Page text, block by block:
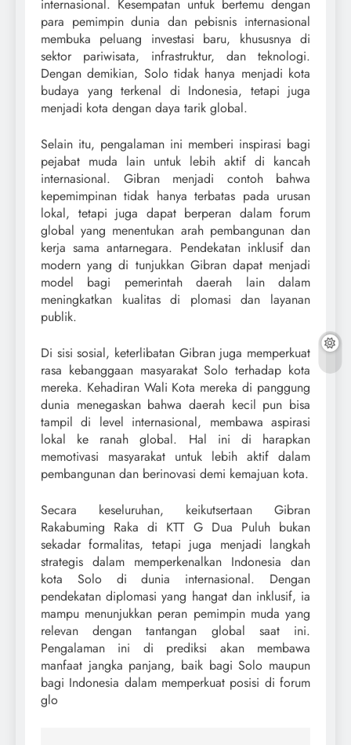
internasional. Kesempatan untuk bertemu dengan
para pemimpin dunia dan pebisnis internasional
membuka peluang investasi baru, khususnya di
sektor pariwisata, infrastruktur, dan teknologi.
Dengan demikian, Solo tidak hanya menjadi kota
budaya yang terkenal di Indonesia, tetapi juga
menjadi kota dengan daya tarik global.
Selain itu, pengalaman ini memberi inspirasi bagi
pejabat muda lain untuk lebih aktif di kancah
internasional. Gibran menjadi contoh bahwa
kepemimpinan tidak hanya terbatas pada urusan
lokal, tetapi juga dapat berperan dalam forum
global yang menentukan arah pembangunan dan
kerja sama antarnegara. Pendekatan inklusif dan
modern yang di tunjukkan Gibran dapat menjadi
model bagi pemerintah daerah lain dalam
meningkatkan kualitas di plomasi dan layanan
publik.
Di sisi sosial, keterlibatan Gibran juga memperkuat
rasa kebanggaan masyarakat Solo terhadap kota
mereka. Kehadiran Wali Kota mereka di panggung
dunia menegaskan bahwa daerah kecil pun bisa
tampil di level internasional, membawa aspirasi
lokal ke ranah global. Hal ini di harapkan
memotivasi masyarakat untuk lebih aktif dalam
pembangunan dan berinovasi demi kemajuan kota.
Secara keseluruhan, keikutsertaan Gibran
Rakabuming Raka di KTT G Dua Puluh bukan
sekadar formalitas, tetapi juga menjadi langkah
strategis dalam memperkenalkan Indonesia dan
kota Solo di dunia internasional. Dengan
pendekatan diplomasi yang hangat dan inklusif, ia
mampu menunjukkan peran pemimpin muda yang
relevan dengan tantangan global saat ini.
Pengalaman ini di prediksi akan membawa
manfaat jangka panjang, baik bagi Solo maupun
bagi Indonesia dalam memperkuat posisi di forum
glo